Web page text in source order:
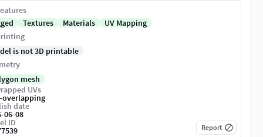
Textures Materials
UV Mapping
is not 3D printable
mesh
UVs
overlapping
date
06-08
ID Report